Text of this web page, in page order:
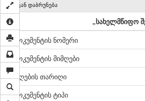
უკან დაბრუნება
„სახელმწიფო
დოკუმენტის ნომერი
დოკუმენტის მიმღები
მიღების თარიღი
დოკუმენტის ტიპი